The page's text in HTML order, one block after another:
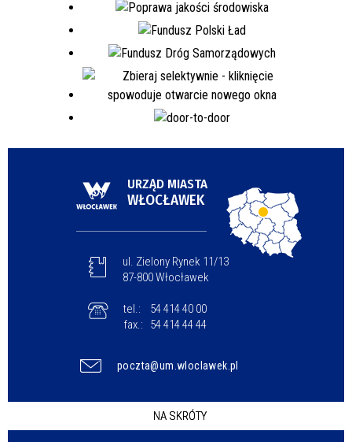
URZĄD MIASTA
WŁOCŁAWEK
ul. Zielony Rynek 11/13
87-800 Włocławek
tel.:
54 414 40 00
fax.:
54 414 44 44
poczta@um.wloclawek.pl
NA SKRÓTY